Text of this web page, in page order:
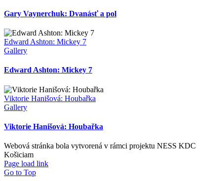
Gary Vaynerchuk: Dvanásť a pol
Edward Ashton: Mickey 7
Gallery
Edward Ashton: Mickey 7
Viktorie Hanišová: Houbařka
Gallery
Viktorie Hanišová: Houbařka
Webová stránka bola vytvorená v rámci projektu NESS KDC
Košiciam
Page load link
Go to Top